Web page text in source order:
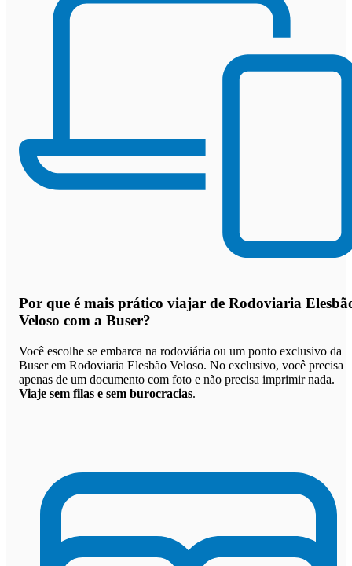
Por que é mais prático viajar de Rodoviaria
Veloso com a Buser?
Você escolhe se embarca na rodoviária ou um ponto exclusivo da
Buser em Rodoviaria Elesbão Veloso. No exclusivo, você precisa
apenas de um documento com foto e não precisa imprimir nada.
Viaje sem filas e sem burocracias.